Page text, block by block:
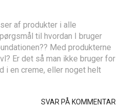
af produkter i alle
til hvordan I bruger
Med produkterne
Er det så man ikke bruger for
i en creme, eller noget helt
SVAR PÅ KOMMENTAR